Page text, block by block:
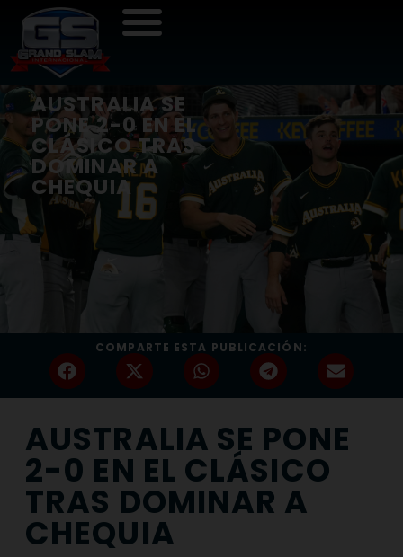
AUSTRALIA SE
PONE 2-0 EN EL
CLÁSICO TRAS
DOMINAR A
CHEQUIA
COMPARTE ESTA PUBLICACIÓN:
AUSTRALIA SE PONE
2-0 EN EL CLÁSICO
TRAS DOMINAR A
CHEQUIA